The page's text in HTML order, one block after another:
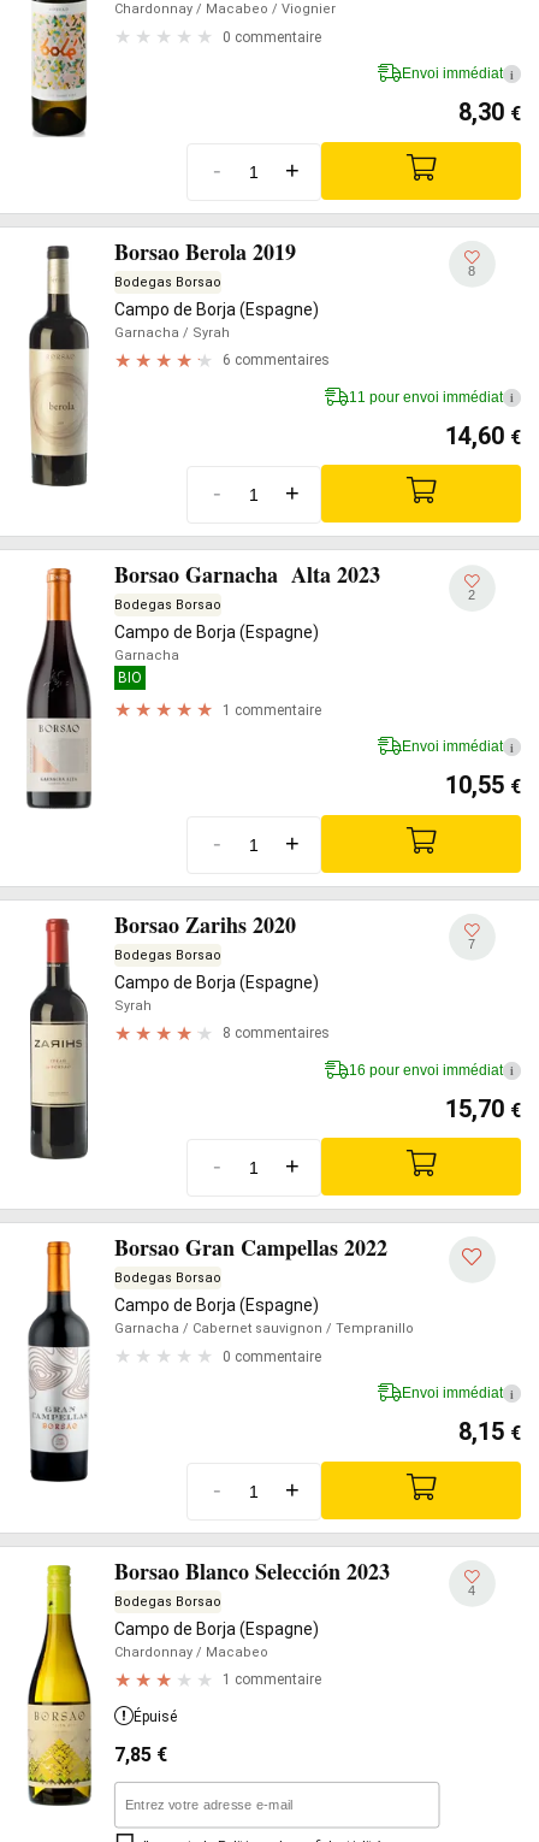
Chardonnay / Macabeo / Viognier
0 commentaire
Envoi immédiat i
8,30 €
- +
Borsao Berola 2019
Bodegas Borsao
Campo de Borja (Espagne)
Garnacha / Syrah
6 commentaires
8
11 pour envoi immédiat i
14,60 €
- +
Borsao Garnacha Alta 2023
Bodegas Borsao
Campo de Borja (Espagne)
Garnacha
BIO
1 commentaire
2
Envoi immédiat i
10,55 €
- +
Borsao Zarihs 2020
Bodegas Borsao
Campo de Borja (Espagne)
Syrah
8 commentaires
7
16 pour envoi immédiat i
15,70 €
- +
Borsao Gran Campellas 2022
Bodegas Borsao
Campo de Borja (Espagne)
Garnacha / Cabernet sauvignon / Tempranillo
0 commentaire
Envoi immédiat i
8,15 €
- +
Borsao Blanco Selección 2023
Bodegas Borsao
Campo de Borja (Espagne)
Chardonnay / Macabeo
1 commentaire
4
Épuisé
7,85 €